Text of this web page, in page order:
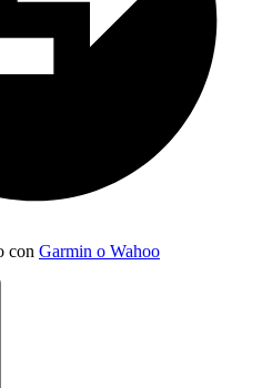
con Garmin o Wahoo